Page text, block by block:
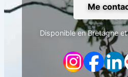
Me
Disponible en Bretagne